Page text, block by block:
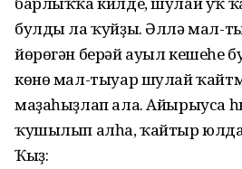
булды ла ҡуйҙы. Әллә мал-
йөрөгән берәй ауыл кешеһе
көнө мал-тыуар шулай
маҙаһыҙлап ала. Айырыуса
ҡушылып алһа, ҡайтыр
Ҡыҙ: